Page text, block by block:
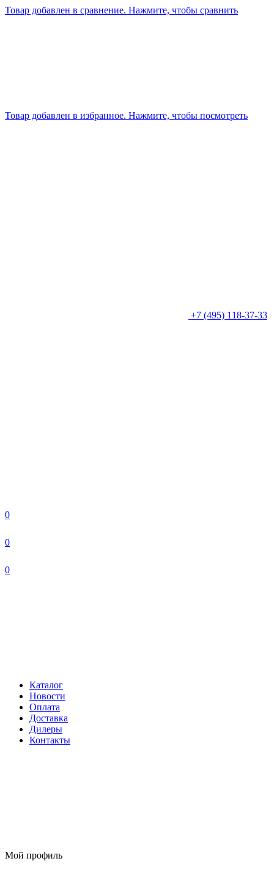
Товар добавлен в сравнение. Нажмите, чтобы сравнить
Товар добавлен в избранное. Нажмите, чтобы посмотреть
+7 (495) 118-37-33
0
0
0
Каталог
Новости
Оплата
Доставка
Дилеры
Контакты
Мой профиль